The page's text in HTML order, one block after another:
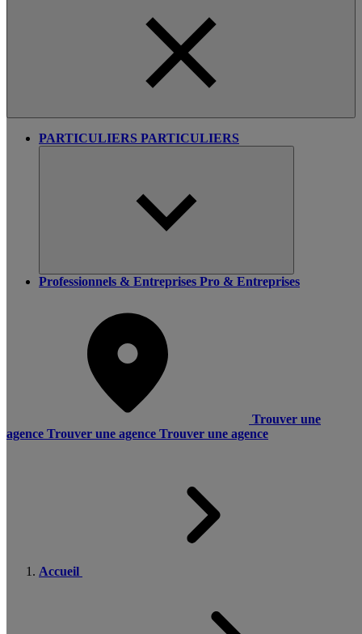
PARTICULIERS PARTICULIERS
Professionnels & Entreprises Pro & Entreprises
Trouver une
agence Trouver une agence Trouver une agence
Accueil